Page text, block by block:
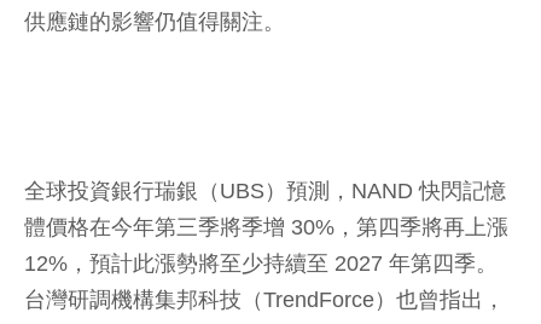
供應鏈的影響仍值得關注。
全球投資銀行瑞銀（UBS）預測，NAND 快閃記憶
體價格在今年第三季將季增 30%，第四季將再上漲
12%，預計此漲勢將至少持續至 2027 年第四季。
台灣研調機構集邦科技（TrendForce）也曾指出，